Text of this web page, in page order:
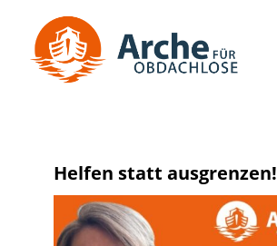
Helfen statt ausgrenzen!